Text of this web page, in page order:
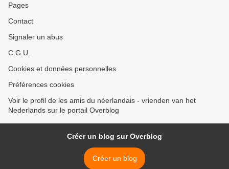
Pages
Contact
Signaler un abus
C.G.U.
Cookies et données personnelles
Préférences cookies
Voir le profil de les amis du néerlandais - vrienden van het
Nederlands sur le portail Overblog
Créer un blog sur Overblog
Créer un blog